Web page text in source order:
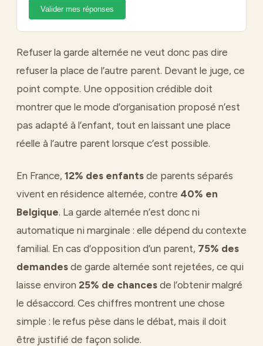
Valider mes réponses
Refuser la garde alternée ne veut donc pas dire
refuser la place de l’autre parent. Devant le juge, ce
point compte. Une opposition crédible doit
montrer que le mode d’organisation proposé n’est
pas adapté à l’enfant, tout en laissant une place
réelle à l’autre parent lorsque c’est possible.
En France, 12% des enfants de parents séparés
vivent en résidence alternée, contre 40% en
Belgique. La garde alternée n’est donc ni
automatique ni marginale : elle dépend du contexte
familial. En cas d’opposition d’un parent, 75% des
demandes de garde alternée sont rejetées, ce qui
laisse environ 25% de chances de l’obtenir malgré
le désaccord. Ces chiffres montrent une chose
simple : le refus pèse dans le débat, mais il doit
être justifié de façon solide.